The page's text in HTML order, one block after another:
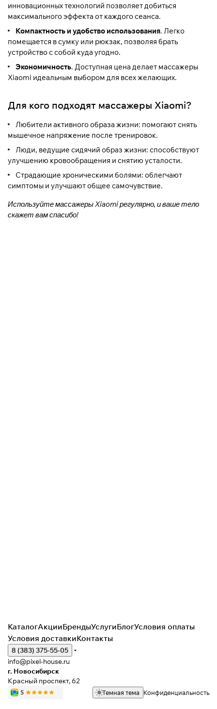
инновационных технологий позволяет добиться
максимального эффекта от каждого сеанса.
Компактность и удобство использования. Легко
помещается в сумку или рюкзак, позволяя брать
устройство с собой куда угодно.
Экономичность. Доступная цена делает массажеры
Xiaomi идеальным выбором для всех желающих.
Для кого подходят массажеры Xiaomi?
Любители активного образа жизни: помогают снять
мышечное напряжение после тренировок.
Люди, ведущие сидячий образ жизни: способствуют
улучшению кровообращения и снятию усталости.
Страдающие хроническими болями: облегчают
симптомы и улучшают общее самочувствие.
Используйте массажеры Xiaomi регулярно, и ваше тело
скажет вам спасибо!
КаталогАкцииБрендыУслугиБлогУсловия оплаты
Условия доставкиКонтакты
8 (383) 375-55-05
info@pixel-house.ru
г. Новосибирск
Красный проспект, 62
Темная тема Конфиденциальность